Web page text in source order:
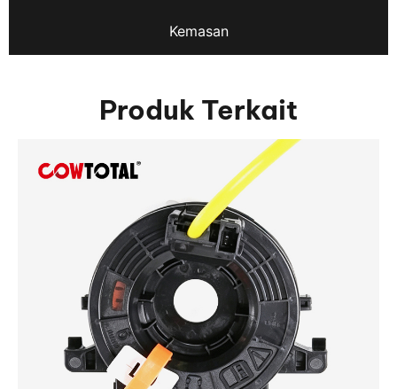
Kemasan
Produk Terkait